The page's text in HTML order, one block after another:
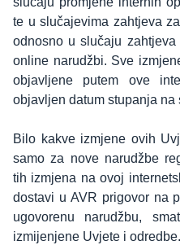
te u slučajevima zahtjeva
odnosno u slučaju
online narudžbi. Sve
objavljene putem ove
objavljen datum stupanja na
Bilo kakve izmjene ovih
samo za nove narudžbe
tih izmjena na ovoj
dostavi u AVR prigovor na
ugovorenu narudžbu,
izmijenjene Uvjete i odredbe.